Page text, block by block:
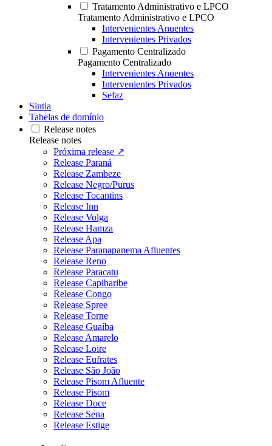
Tratamento Administrativo e LPCO
Tratamento Administrativo e LPCO
Intervenientes Anuentes
Intervenientes Privados
Pagamento Centralizado
Pagamento Centralizado
Intervenientes Anuentes
Intervenientes Privados
Sefaz
Sintia
Tabelas de domínio
Release notes
Release notes
Próxima release ↗
Release Paraná
Release Zambeze
Release Negro/Purus
Release Tocantins
Release Inn
Release Volga
Release Hamza
Release Apa
Release Paranapanema Afluentes
Release Reno
Release Paracatu
Release Capibaribe
Release Congo
Release Spree
Release Torne
Release Guaíba
Release Amarelo
Release Loire
Release Eufrates
Release São João
Release Pisom Afluente
Release Pisom
Release Doce
Release Sena
Release Estige